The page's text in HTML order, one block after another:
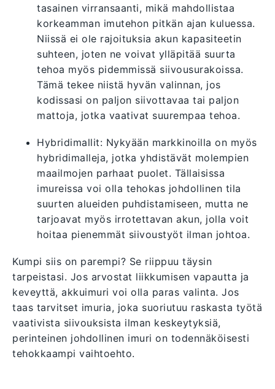
tasainen virransaanti, mikä mahdollistaa
korkeamman imutehon pitkän ajan kuluessa.
Niissä ei ole rajoituksia akun kapasiteetin
suhteen, joten ne voivat ylläpitää suurta
tehoa myös pidemmissä siivousurakoissa.
Tämä tekee niistä hyvän valinnan, jos
kodissasi on paljon siivottavaa tai paljon
mattoja, jotka vaativat suurempaa tehoa.
Hybridimallit: Nykyään markkinoilla on myös
hybridimalleja, jotka yhdistävät molempien
maailmojen parhaat puolet. Tällaisissa
imureissa voi olla tehokas johdollinen tila
suurten alueiden puhdistamiseen, mutta ne
tarjoavat myös irrotettavan akun, jolla voit
hoitaa pienemmät siivoustyöt ilman johtoa.
Kumpi siis on parempi? Se riippuu täysin
tarpeistasi. Jos arvostat liikkumisen vapautta ja
keveyttä, akkuimuri voi olla paras valinta. Jos
taas tarvitset imuria, joka suoriutuu raskasta työtä
vaativista siivouksista ilman keskeytyksiä,
perinteinen johdollinen imuri on todennäköisesti
tehokkaampi vaihtoehto.